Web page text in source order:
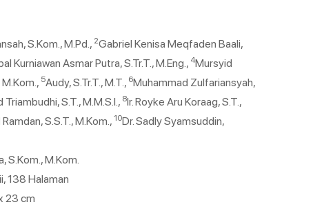
S.Kom., M.Pd., 2Gabriel Kenisa Meqfaden Baali,
Kurniawan Asmar Putra, S.Tr.T., M.Eng., 4Mursyid
5Audy, S.Tr.T., M.T., 6Muhammad Zulfariansyah,
Triambudhi, S.T., M.M.S.I., 8Ir. Royke Aru Koraag, S.T.,
S.S.T., M.Kom.,10Dr. Sadly Syamsuddin,
S.Kom., M.Kom.
138 Halaman
23 cm